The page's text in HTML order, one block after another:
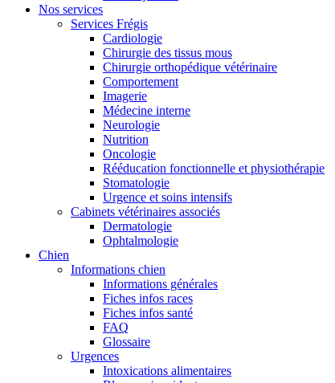
Nos services
Services Frégis
Cardiologie
Chirurgie des tissus mous
Chirurgie orthopédique vétérinaire
Comportement
Imagerie
Médecine interne
Neurologie
Nutrition
Oncologie
Rééducation fonctionnelle et physiothérapie
Stomatologie
Urgence et soins intensifs
Cabinets vétérinaires associés
Dermatologie
Ophtalmologie
Chien
Informations chien
Informations générales
Fiches infos races
Fiches infos santé
FAQ
Glossaire
Urgences
Intoxications alimentaires